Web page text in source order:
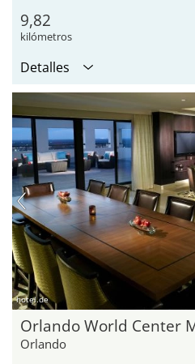
9,82
kilómetros
Detalles
hotel.de
Orlando World Center
Orlando